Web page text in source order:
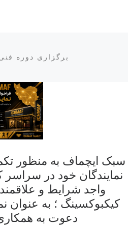
برگزاری دوره فنی و
سبک ایچماف به منظور
نمایندگان خود در
واجد شرایط و
کیکبوکسینگ ؛ به عنوان
دعوت به